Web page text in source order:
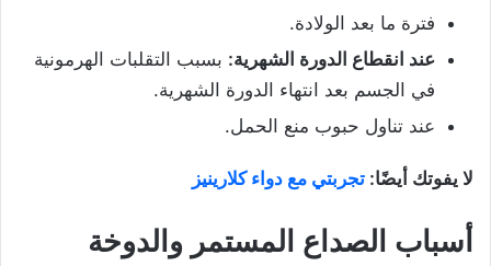
فترة ما بعد الولادة.
عند انقطاع الدورة الشهرية: بسبب التقلبات الهرمونية
في الجسم بعد انتهاء الدورة الشهرية.
عند تناول حبوب منع الحمل.
لا يفوتك أيضًا: تجربتي مع دواء كلارينيز
أسباب الصداع المستمر والدوخة